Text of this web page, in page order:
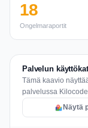
18
Ongelmaraportit
Palvelun
Tämä kaavio
palvelussa
Näytä